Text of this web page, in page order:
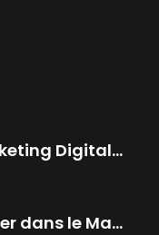
Évolution du Marketing Digital : Histoire,
Pourquoi Travailler dans le Marketing :